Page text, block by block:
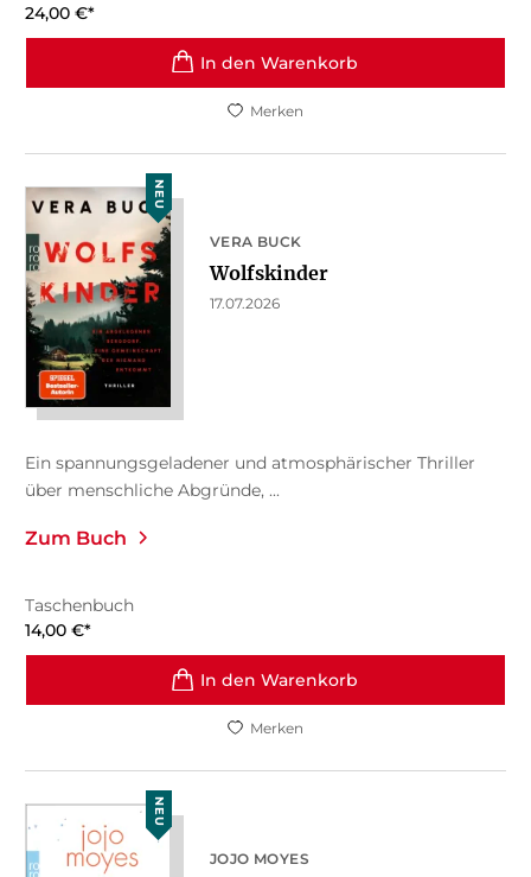
24,00 €*
In den Warenkorb
Merken
NEU
VERA BUCK
Wolfskinder
17.07.2026
Ein spannungsgeladener und atmosphärischer Thriller
über menschliche Abgründe, ...
Zum Buch
Taschenbuch
14,00 €*
In den Warenkorb
Merken
NEU
JOJO MOYES